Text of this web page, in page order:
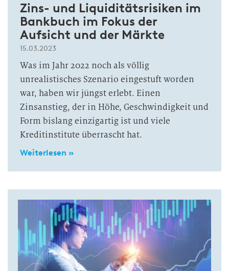
Zins- und Liquiditätsrisiken im
Bankbuch im Fokus der
Aufsicht und der Märkte
15.03.2023
Was im Jahr 2022 noch als völlig
unrealistisches Szenario eingestuft worden
war, haben wir jüngst erlebt. Einen
Zinsanstieg, der in Höhe, Geschwindigkeit und
Form bislang einzigartig ist und viele
Kreditinstitute überrascht hat.
Weiterlesen »